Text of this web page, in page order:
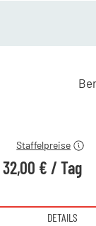
Staffelpreise
32,00 € /Tag
DETAILS